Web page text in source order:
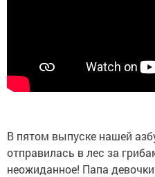
В пятом выпуске нашей
отправилась в лес за
неожиданное! Папа